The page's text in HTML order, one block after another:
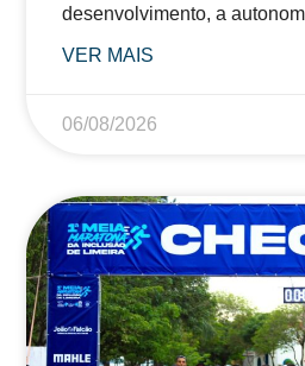
desenvolvimento, a
VER MAIS
06/08/2026